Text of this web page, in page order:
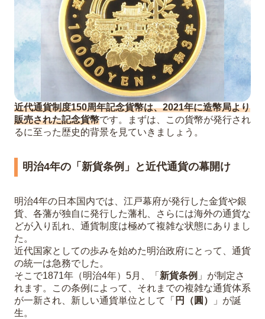
わかりません。
近代通貨制度150周年記念貨幣は、2021年に造幣局より
販売された記念貨幣です。まずは、この貨幣が発行され
るに至った歴史的背景を見ていきましょう。
明治4年の「新貨条例」と近代通貨の幕開け
明治4年の日本国内では、江戸幕府が発行した金貨や銀
貨、各藩が独自に発行した藩札、さらには海外の通貨な
どが入り乱れ、通貨制度は極めて複雑な状態にありまし
た。
近代国家としての歩みを始めた明治政府にとって、通貨
の統一は急務でした。
そこで1871年（明治4年）5月、「 新貨条例 」が制定さ
れます。この条例によって、それまでの複雑な通貨体系
が一新され、新しい通貨単位として「 円（圓）
」が誕
生。